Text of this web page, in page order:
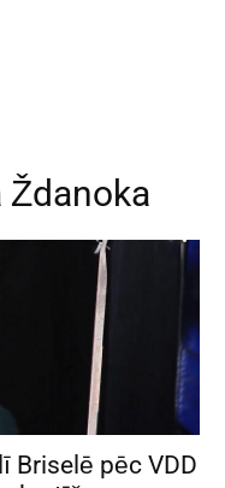
Ždanoka
Briselē pēc VDD